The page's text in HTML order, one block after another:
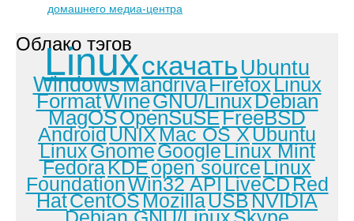
домашнего медиа-центра
Облако тэгов
Linuxскачать Ubuntu
WindowsMandrivaFirefoxLinux
FormatWineGNU/LinuxDebian
MagOSOpenSuSEFreeBSD
AndroidUNIXMac OS XUbuntu
LinuxGnomeGoogleLinux Mint
FedoraKDEopen sourceLinux
FoundationWin32 APILiveCDRed
HatCentOSMozillaUSBNVIDIA